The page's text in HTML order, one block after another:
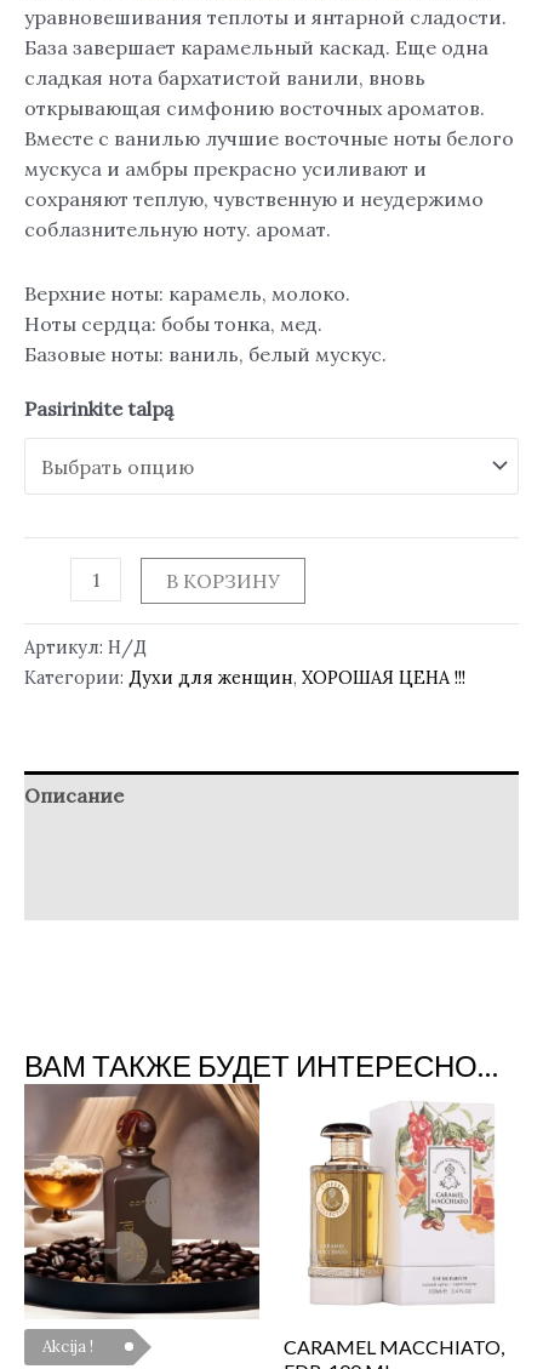
уравновешивания теплоты и янтарной сладости.
База завершает карамельный каскад. Еще одна
сладкая нота бархатистой ванили, вновь
открывающая симфонию восточных ароматов.
Вместе с ванилью лучшие восточные ноты белого
мускуса и амбры прекрасно усиливают и
сохраняют теплую, чувственную и неудержимо
соблазнительную ноту. аромат.
Верхние ноты: карамель, молоко.
Ноты сердца: бобы тонка, мед.
Базовые ноты: ваниль, белый мускус.
Pasirinkite talpą
В КОРЗИНУ
Артикул: Н/Д
Категории: Духи для женщин, ХОРОШАЯ ЦЕНА !!!
Описание
ВАМ ТАКЖЕ БУДЕТ ИНТЕРЕСНО…
Akcija !
CARAMEL MACCHIATO,